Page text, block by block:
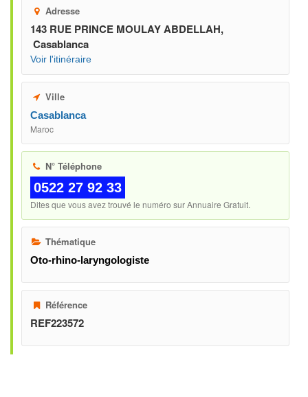
Adresse
143 RUE PRINCE MOULAY ABDELLAH,
Casablanca
Voir l'itinéraire
Ville
Casablanca
Maroc
N° Téléphone
0522 27 92 33
Dites que vous avez trouvé le numéro sur Annuaire Gratuit.
Thématique
Oto-rhino-laryngologiste
Référence
REF223572